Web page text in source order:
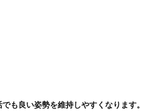
も良い姿勢を維持しやすくなります。